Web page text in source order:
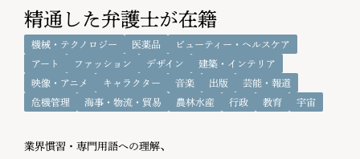
精通した弁護士が在籍
機械・テクノロジー 医薬品
ビューティー・ヘルスケア
アート
ファッション デザイン
建築・インテリア
映像・アニメ
キャラクター 音楽 出版
芸能・報道
危機管理
海事・物流・貿易 農林水産 行政 教育 宇宙
業界慣習・専門用語への理解、